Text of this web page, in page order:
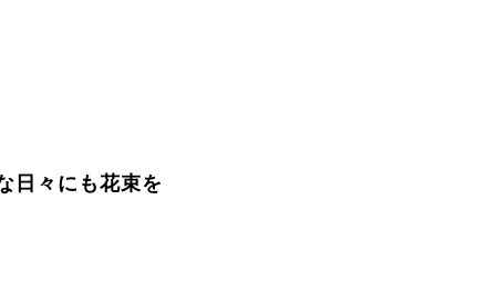
日々にも花束を